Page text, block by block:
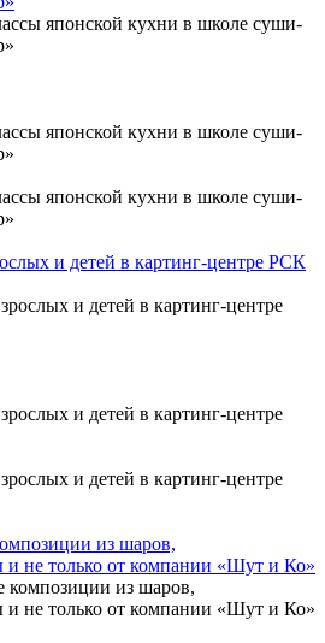
и детей в картинг-центре РСК
из шаров,
не только от компании «Шут и Ко»